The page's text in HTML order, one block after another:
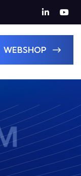
WEBSHOP